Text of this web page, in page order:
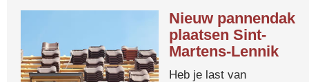
Nieuw pannendak
plaatsen Sint-
Martens-Lennik
Heb je last van